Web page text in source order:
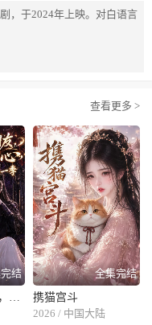
，于2024年上映。对白语言
查看更多 >
结
全集完结
携猫宫斗
2026 / 中国大陆